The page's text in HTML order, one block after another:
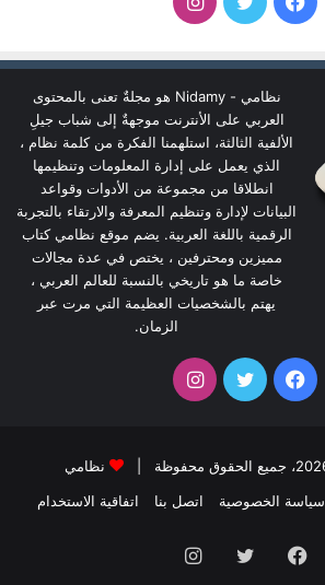
نظامي - Nidamy هو مجلةٌ تعنى بالمحتوى
العربي على الأنترنت موجهةٌ إلى شباب جيلِ
الألفية الثالثة، استلهمنا الفكرة من كلمة نظام ،
الذي يعمل على إدارة المعلومات وتنظيمها
انطلاقا من مجموعة من الأدوات وقواعد
البيانات لإدارة وتنظيم المعرفة والارتقاء بالتجربة
الرقمية باللغة العربية. يضم موقع نظامي كتاب
مميزين ومحترفين ، يختص في عدة مجالات
خاصة ما هو تاريخي بالنسبة للعالم العربي ،
يهتم بالشخصيات العظيمة التي مرت عبر
الزمان.
فيسبوكتويتر انستقرام
نظامي
سياسة الخصوصية اتصل بنا اتفاقية الاستخدام
فيسبوك تويتر انستقرام